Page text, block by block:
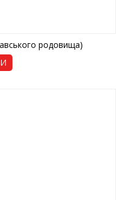
родовища)